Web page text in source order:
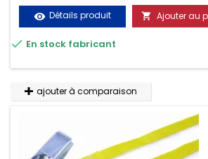
chargements pendant le transport.
résistante aux UV et aux variations de
n'absorbe pas l'eau.
visibility Détails produit  Ajouter au
 En stock fabricant
ajouter à comparaison